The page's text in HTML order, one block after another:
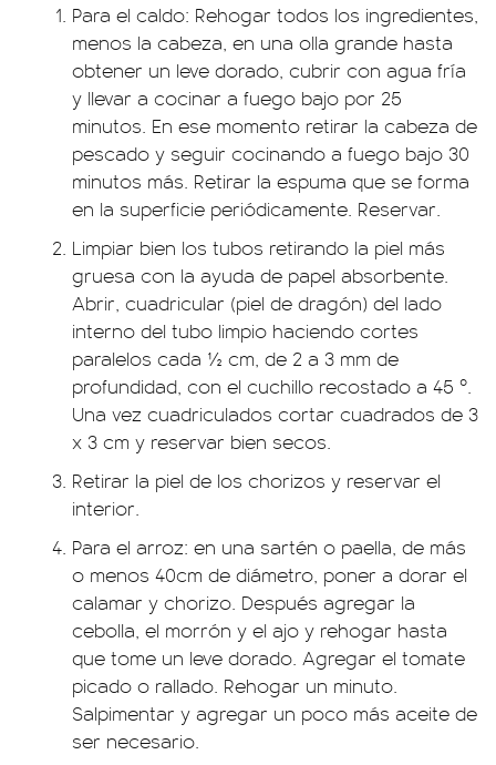
Para el caldo: Rehogar todos los ingredientes,
menos la cabeza, en una olla grande hasta
obtener un leve dorado, cubrir con agua fría
y llevar a cocinar a fuego bajo por 25
minutos. En ese momento retirar la cabeza de
pescado y seguir cocinando a fuego bajo 30
minutos más. Retirar la espuma que se forma
en la superficie periódicamente. Reservar.
Limpiar bien los tubos retirando la piel más
gruesa con la ayuda de papel absorbente.
Abrir, cuadricular (piel de dragón) del lado
interno del tubo limpio haciendo cortes
paralelos cada ½ cm, de 2 a 3 mm de
profundidad, con el cuchillo recostado a 45 º.
Una vez cuadriculados cortar cuadrados de 3
x 3 cm y reservar bien secos.
Retirar la piel de los chorizos y reservar el
interior.
Para el arroz: en una sartén o paella, de más
o menos 40cm de diámetro, poner a dorar el
calamar y chorizo. Después agregar la
cebolla, el morrón y el ajo y rehogar hasta
que tome un leve dorado. Agregar el tomate
picado o rallado. Rehogar un minuto.
Salpimentar y agregar un poco más aceite de
ser necesario.